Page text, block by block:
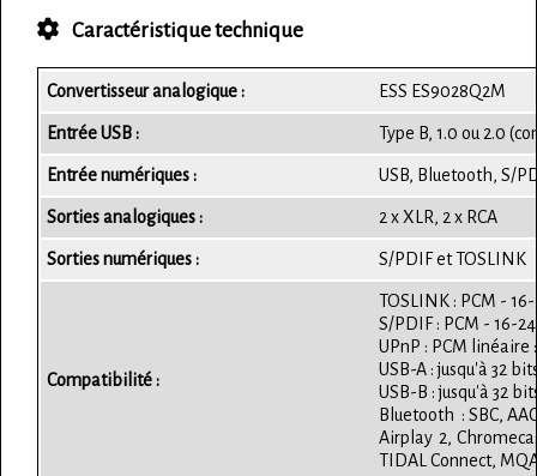
Caractéristique technique
Convertisseur analogique : ESS ES9028Q2M​
Entrée USB : Type B, 1.0 ou 2.0
Entrée numériques : USB, Bluetooth, S/
Sorties analogiques : 2 x XLR, 2 x RCA
Sorties numériques : S/PDIF et TOSLINK
Compatibilité :
TOSLINK : PCM -
S/PDIF : PCM - 16-
UPnP : PCM linéaire
USB-A : jusqu'à 32
USB-B : jusqu'à 32
Bluetooth : SBC, AAC
Airplay 2,
TIDAL Connect,